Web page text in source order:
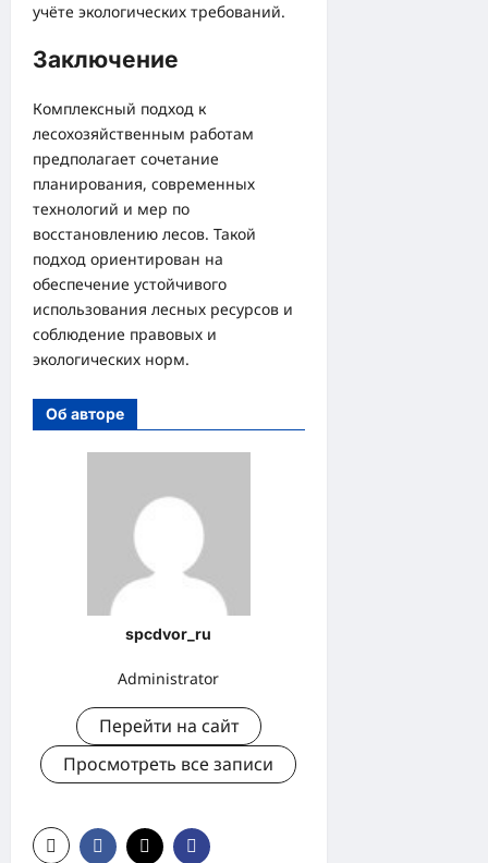
учёте экологических требований.
Заключение
Комплексный подход к
лесохозяйственным работам
предполагает сочетание
планирования, современных
технологий и мер по
восстановлению лесов. Такой
подход ориентирован на
обеспечение устойчивого
использования лесных ресурсов и
соблюдение правовых и
экологических норм.
Об авторе
spcdvor_ru
Administrator
Перейти на сайт
Просмотреть все записи